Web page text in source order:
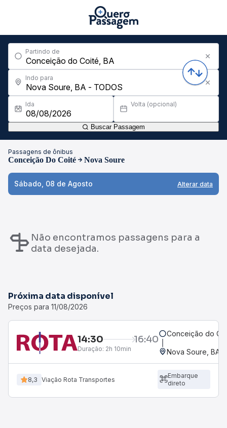
Partindo de
Indo para
Ida Volta (opcional)
Buscar Passagem
Passagens de ônibus
Conceição Do Coité Nova Soure
Sábado, 08 de Agosto Alterar data
Não encontramos passagens para a
data desejada.
Próxima data disponível
Preços para 11/08/2026
14:30 16:40
Duração: 2h 10min
Conceição do
Nova Soure, BA
8,3 Viação Rota Transportes
Embarque
direto